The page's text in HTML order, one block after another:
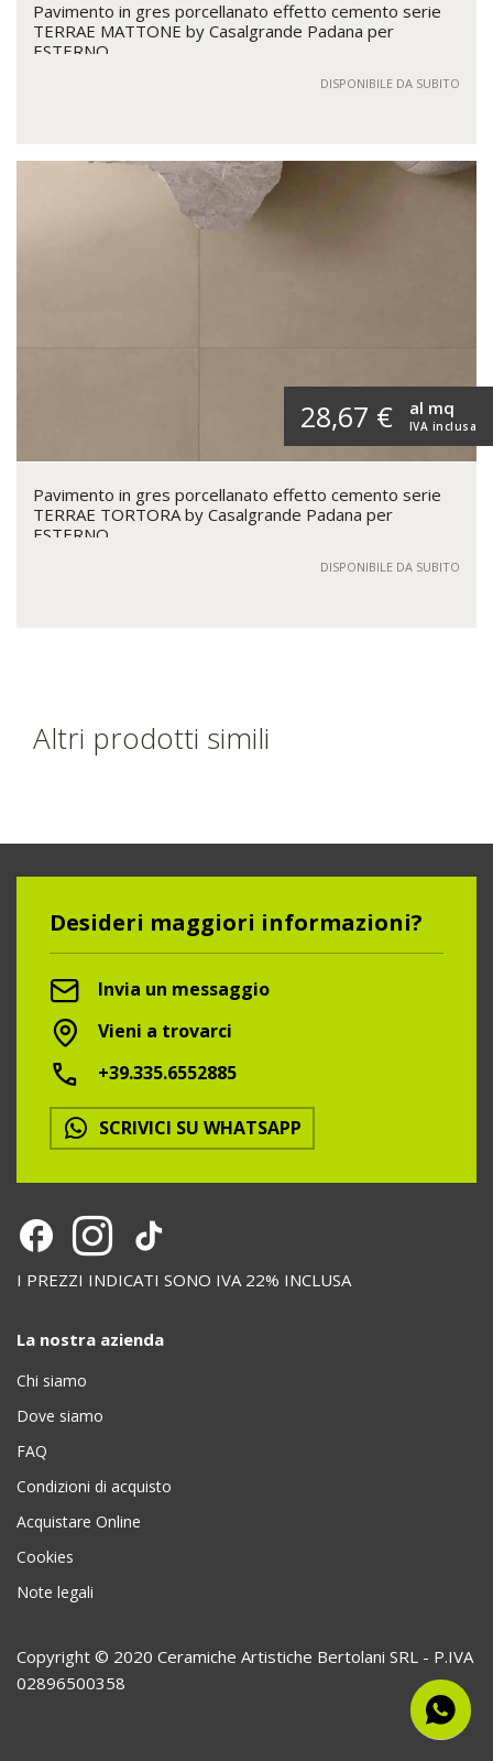
Pavimento in gres porcellanato effetto cemento serie
TERRAE MATTONE by Casalgrande Padana per
ESTERNO
DISPONIBILE DA SUBITO
28,67 € IVA inclusa
al mq
Pavimento in gres porcellanato effetto cemento serie
TERRAE TORTORA by Casalgrande Padana per
ESTERNO
DISPONIBILE DA SUBITO
Altri prodotti simili
Desideri maggiori informazioni?
Invia un messaggio
Vieni a trovarci
+39.335.6552885
SCRIVICI SU WHATSAPP
I PREZZI INDICATI SONO IVA 22% INCLUSA
La nostra azienda
Chi siamo
Dove siamo
FAQ
Condizioni di acquisto
Acquistare Online
Cookies
Note legali
Copyright © 2020 Ceramiche Artistiche Bertolani SRL - P.IVA
02896500358